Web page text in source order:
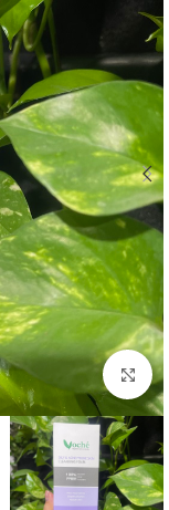
بزرگنمایی تصویر